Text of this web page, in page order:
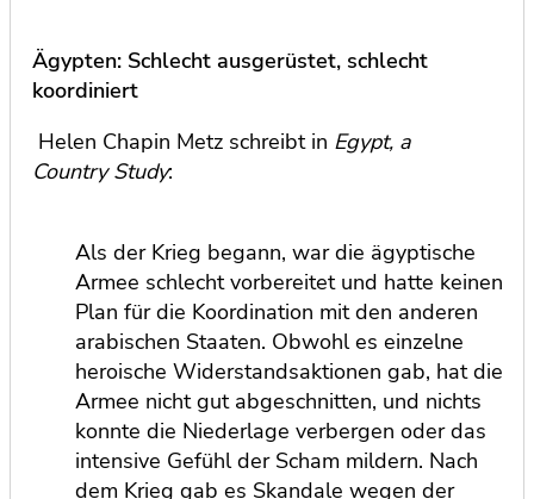
Ägypten: Schlecht ausgerüstet, schlecht
koordiniert
Helen Chapin Metz schreibt in Egypt, a
Country Study:
Als der Krieg begann, war die ägyptische
Armee schlecht vorbereitet und hatte keinen
Plan für die Koordination mit den anderen
arabischen Staaten. Obwohl es einzelne
heroische Widerstandsaktionen gab, hat die
Armee nicht gut abgeschnitten, und nichts
konnte die Niederlage verbergen oder das
intensive Gefühl der Scham mildern. Nach
dem Krieg gab es Skandale wegen der